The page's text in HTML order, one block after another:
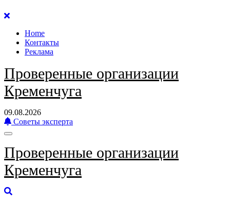
Перейти
содержанию
Home
Контакты
Реклама
Проверенные организации
Кременчуга
09.08.2026
Советы эксперта
Проверенные организации
Кременчуга